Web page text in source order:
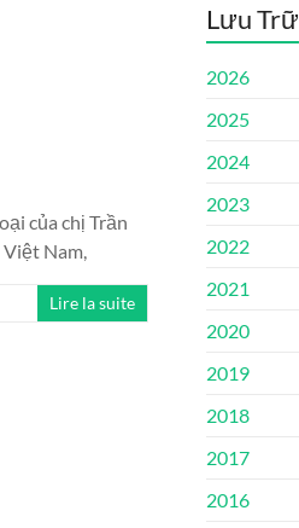
của chị Trần
Nam,
Lire la suite
Lưu Trữ
2026
2025
2024
2023
2022
2021
2020
2019
2018
2017
2016